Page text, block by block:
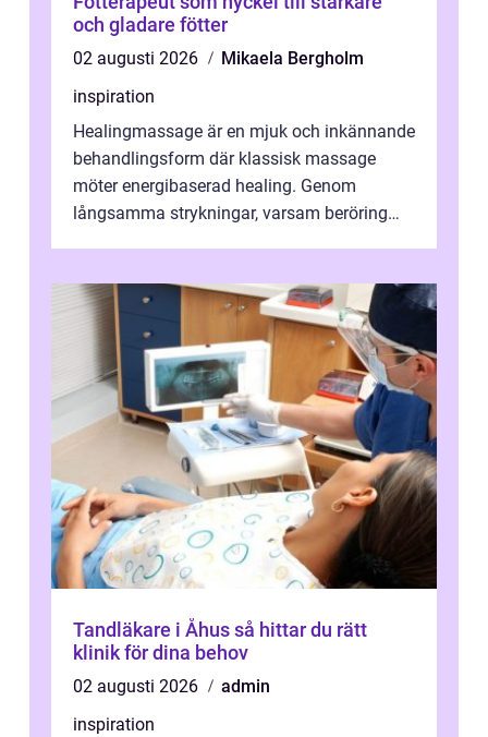
och gladare fötter
02 augusti 2026
Mikaela Bergholm
inspiration
Healingmassage är en mjuk och inkännande
behandlingsform där klassisk massage
möter energibaserad healing. Genom
långsamma strykningar, varsam beröring
Tandläkare i Åhus så hittar du rätt
klinik för dina behov
02 augusti 2026
admin
inspiration